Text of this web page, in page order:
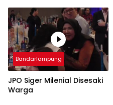
Bandarlampung
JPO Siger Milenial Disesaki
Warga